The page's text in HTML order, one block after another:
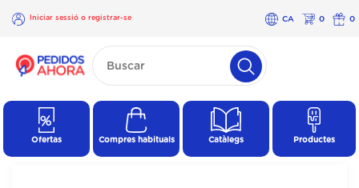
Iniciar sessió o registrar-se CA 0 0
×
Iniciar
registrar-
Ofertas Compres habituals Catàlegs Productes